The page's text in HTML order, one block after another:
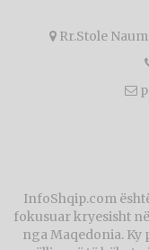
Rr.Stole
InfoShqip.com
fokusuar kryesisht
nga Maqedonia. Ky